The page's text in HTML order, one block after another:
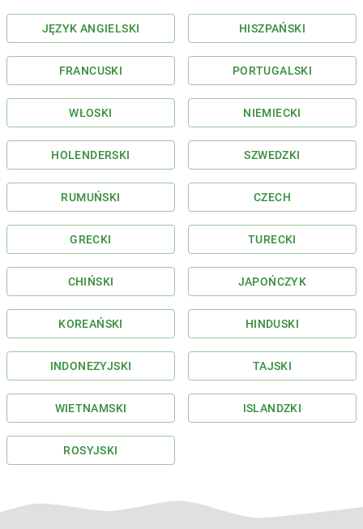
JĘZYK ANGIELSKI HISZPAŃSKI
FRANCUSKI PORTUGALSKI
WŁOSKI NIEMIECKI
HOLENDERSKI SZWEDZKI
RUMUŃSKI CZECH
GRECKI TURECKI
CHIŃSKI JAPOŃCZYK
KOREAŃSKI HINDUSKI
INDONEZYJSKI TAJSKI
WIETNAMSKI ISLANDZKI
ROSYJSKI